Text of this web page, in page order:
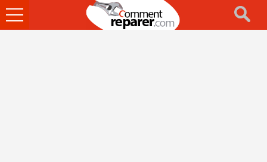
Ouvrir
le